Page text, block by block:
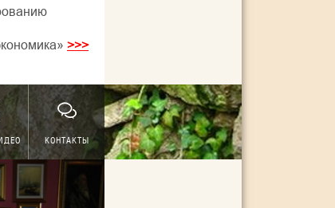
>>>
КОНТАКТЫ